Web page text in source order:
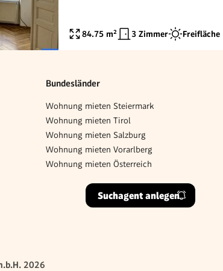
84.75 m² 3 Zimmer Freifläche
Bundesländer
Wohnung mieten Steiermark
Wohnung mieten Tirol
Wohnung mieten Salzburg
Wohnung mieten Vorarlberg
Wohnung mieten Österreich
Suchagent anlegen
2026